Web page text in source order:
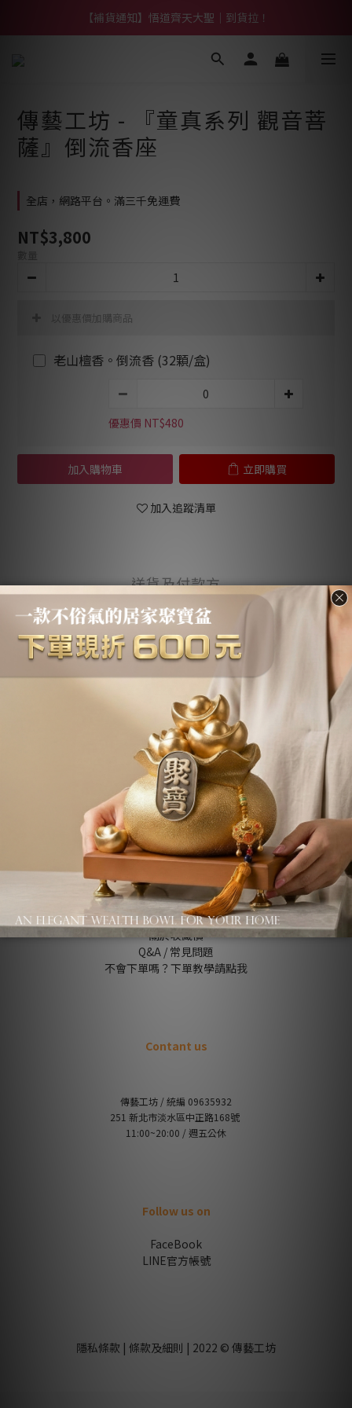
【熱門】馬上有系列！四種寶物幫你財運「轉」進來
【補貨通知】悟道齊天大聖｜到貨拉！
【熱門】馬上有系列！四種寶物幫你財運「轉」進來
傳藝工坊 - 『童真系列 觀音菩
薩』倒流香座
全店，網路平台。滿三千免運費
NT$3,800
以優惠價加購商品
老山檀香。倒流香 (32顆/盒)
優惠價 NT$480
加入購物車 立即購買
加入追蹤清單
商品描述
送貨及付款方
式
顧客評價
商品描述
About us
品牌故事
退換貨條款
關於收藏價
Q&A / 常見問題
不會下單嗎？下單教學請點我
Contant us
傳藝工坊 / 統編 09635932
251 新北市淡水區中正路168號
11:00~20:00 / 週五公休
Follow us on
FaceBook
LINE官方帳號
隱私條款 | 條款及細則 | 2022 © 傳藝工坊